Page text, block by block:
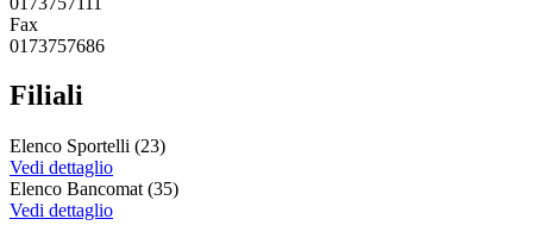
Fax
0173757686
Filiali
Elenco Sportelli (23)
Vedi dettaglio
Elenco Bancomat (35)
Vedi dettaglio